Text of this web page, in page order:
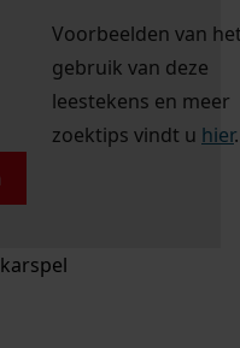
Voorbeelden van
gebruik van deze
leestekens en meer
zoektips vindt u hier.